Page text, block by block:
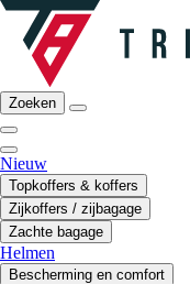
Zoeken
Nieuw
Topkoffers & koffers
Zijkoffers / zijbagage
Zachte bagage
Helmen
Bescherming en comfort